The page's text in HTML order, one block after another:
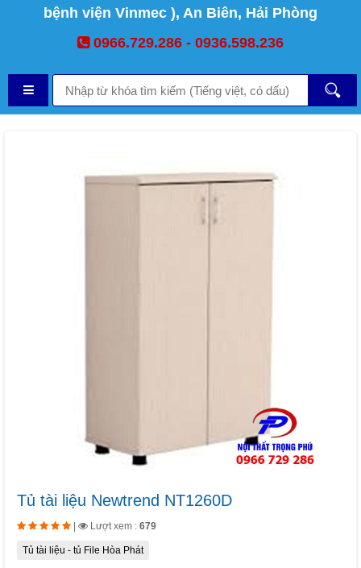
bệnh viện Vinmec ), An Biên, Hải Phòng
0966.729.286 - 0936.598.236
Tủ tài liệu Newtrend NT1260D
Lượt xem : 679
Tủ tài liệu - tủ File Hòa Phát